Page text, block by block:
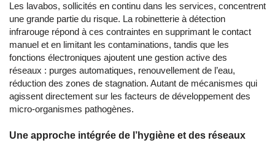
Les lavabos, sollicités en continu dans les services, concentrent
une grande partie du risque. La robinetterie à détection
infrarouge répond à ces contraintes en supprimant le contact
manuel et en limitant les contaminations, tandis que les
fonctions électroniques ajoutent une gestion active des
réseaux : purges automatiques, renouvellement de l’eau,
réduction des zones de stagnation. Autant de mécanismes qui
agissent directement sur les facteurs de développement des
micro-organismes pathogènes.
Une approche intégrée de l’hygiène et des réseaux